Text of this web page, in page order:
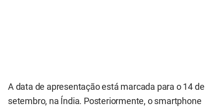
A data de apresentação está marcada para o 14 de
setembro, na Índia. Posteriormente, o smartphone